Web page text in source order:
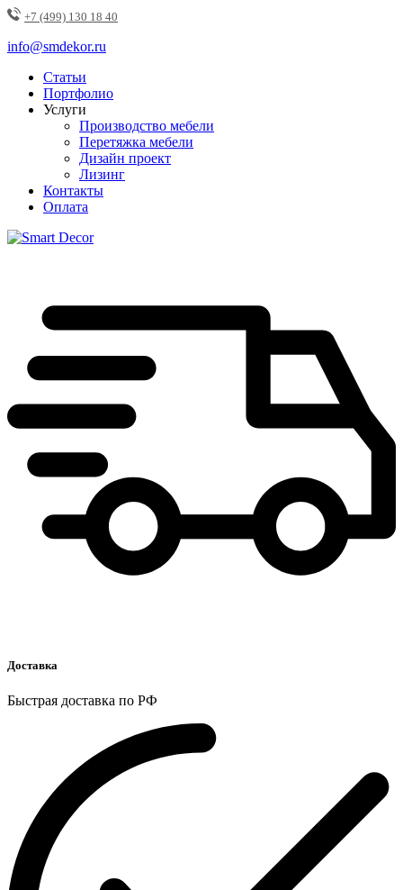
+7 (499) 130 18 40
info@smdekor.ru
Статьи
Портфолио
Услуги
Производство мебели
Перетяжка мебели
Дизайн проект
Лизинг
Контакты
Оплата
Доставка
Быстрая доставка по РФ